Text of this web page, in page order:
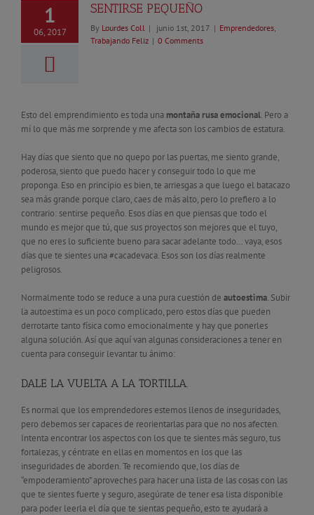
1
06, 2017
SENTIRSE PEQUEÑO
By Lourdes Coll | junio 1st, 2017 | Emprendedores,
Trabajando Feliz | 0 Comments
Esto del emprendimiento es toda una montaña rusa emocional. Pero a
mí lo que más me sorprende y me afecta son los cambios de estatura.
Hay días que siento que no quepo por las puertas, me siento grande,
poderosa, siento que puedo hacer y conseguir todo lo que me
proponga. Eso en principio es bien, te arriesgas a que luego el batacazo
sea más grande porque claro, caes de más alto, pero lo prefiero a lo
contrario: sentirse pequeño. Esos días en que piensas que todo el
mundo es mejor que tú, que sus proyectos son mejores que el tuyo,
que no eres lo suficiente bueno para sacar adelante todo… vaya, esos
días que te sientes una #cacadevaca. Esos son los días realmente
peligrosos.
Normalmente todo se reduce a una pura cuestión de autoestima. Subir
la autoestima es un poco complicado, pero estos días que pueden
derrotarte tanto física como emocionalmente y hay que ponerles
alguna solución. Así que aquí van algunas consideraciones a tener en
cuenta para conseguir levantar tu ánimo:
DALE LA VUELTA A LA TORTILLA.
Es normal que los emprendedores estemos llenos de inseguridades,
pero debemos ser capaces de reorientarlas para que no nos afecten.
Intenta encontrar los aspectos con los que te sientes más seguro, tus
fortalezas, y céntrate en ellas en momentos en los que las
inseguridades de aborden. Te recomiendo que, los días de
“empoderamiento” aproveches para hacer una lista de las cosas con las
que te sientes fuerte y seguro, asegúrate de tener esa lista disponible
para poder leerla el día que te sientas pequeño, esto te ayudará a